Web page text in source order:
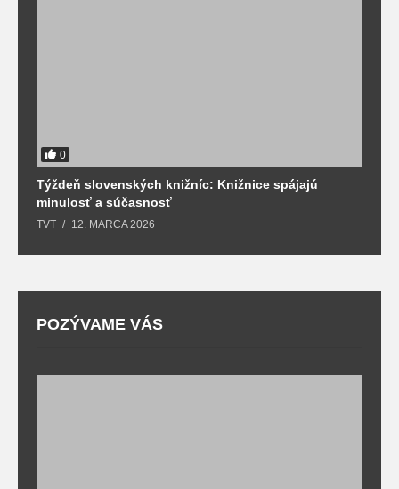
0
Týždeň slovenských knižníc: Knižnice spájajú
minulosť a súčasnosť
TVT 12. MARCA 2026
POZÝVAME VÁS